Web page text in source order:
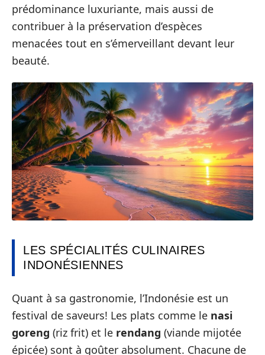
prédominance luxuriante, mais aussi de
contribuer à la préservation d’espèces
menacées tout en s’émerveillant devant leur
beauté.
LES SPÉCIALITÉS CULINAIRES
INDONÉSIENNES
Quant à sa gastronomie, l’Indonésie est un
festival de saveurs! Les plats comme le nasi
goreng (riz frit) et le rendang (viande mijotée
épicée) sont à goûter absolument. Chacune de